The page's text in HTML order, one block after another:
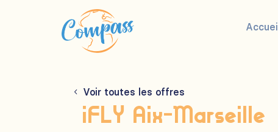
Accueil
Voir toutes les offres
iFLY Aix-Marseille